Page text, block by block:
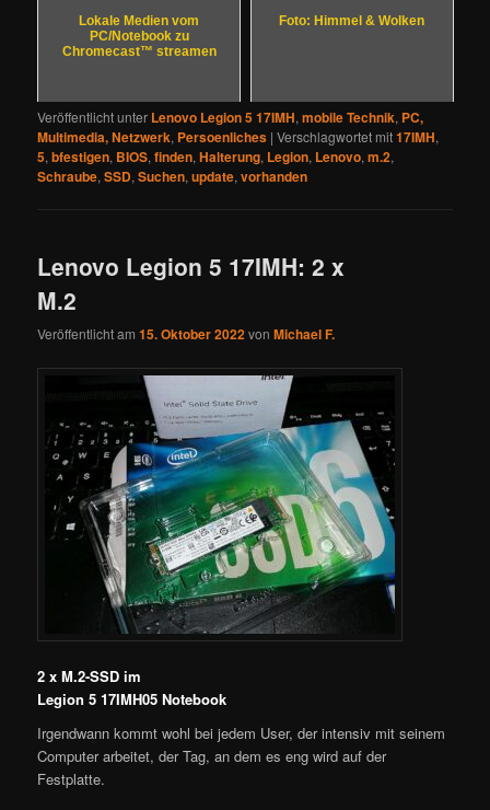
Lokale Medien vom
PC/Notebook zu
Chromecast™ streamen
Foto: Himmel & Wolken
Veröffentlicht unter Lenovo Legion 5 17IMH,mobile Technik, PC,
Multimedia, Netzwerk, Persoenliches |Verschlagwortet mit17IMH,
5,bfestigen, BIOS,finden,Halterung, Legion, Lenovo,m.2,
Schraube,SSD,Suchen,update,vorhanden
Lenovo Legion 5 17IMH: 2 x
M.2
Veröffentlicht am15. Oktober 2022vonMichael F.
2 x M.2-SSD im
Legion 5 17IMH05 Notebook
Irgendwann kommt wohl bei jedem User, der intensiv mit seinem
Computer arbeitet, der Tag, an dem es eng wird auf der
Festplatte.